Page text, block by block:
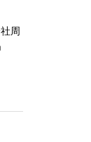
周